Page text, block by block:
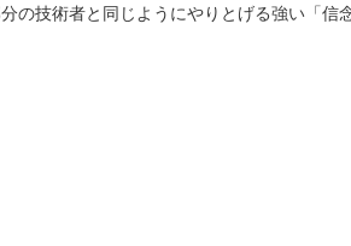
の技術者と同じようにやりとげる強い「信